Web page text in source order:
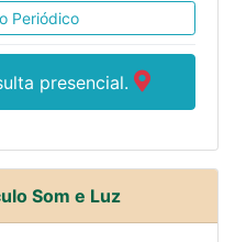
Periódico
presencial.
Som e Luz